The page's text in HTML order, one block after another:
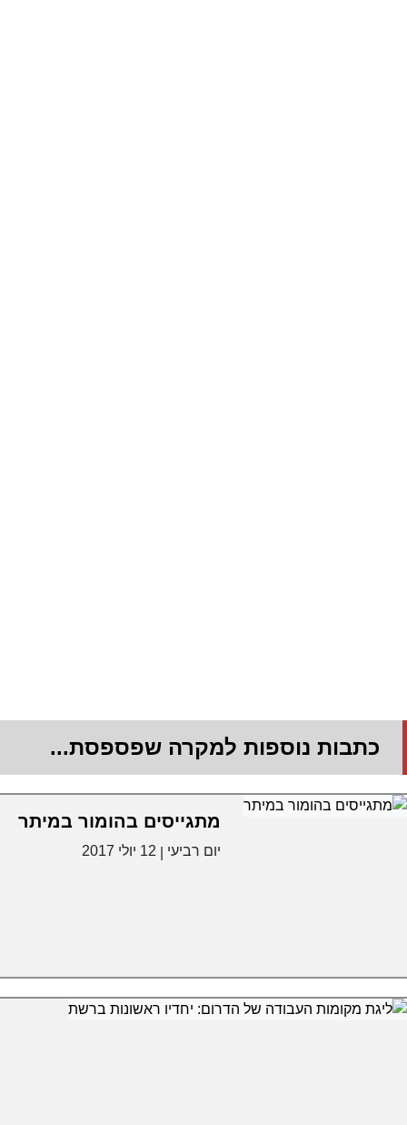
כתבות נוספות למקרה שפספסת...
מתגייסים בהומור במיתר
יום רביעי | 12 יולי 2017